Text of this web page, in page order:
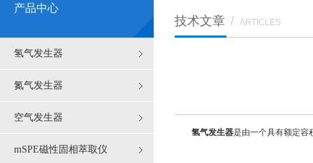
产品中心
氢气发生器
氮气发生器
空气发生器
mSPE磁性固相萃取仪
技术文章 / ARTICLES
氢气发生器是由一个具有额定容